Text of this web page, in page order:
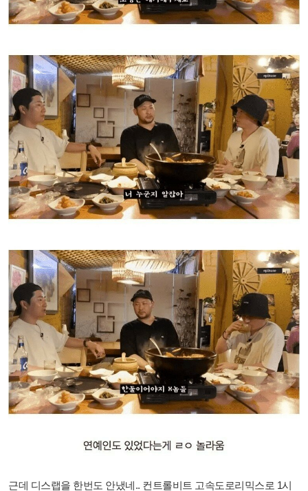
근데 디스랩을 한번도 안냈네.. 컨트롤비트 고속도로리믹스로 1시